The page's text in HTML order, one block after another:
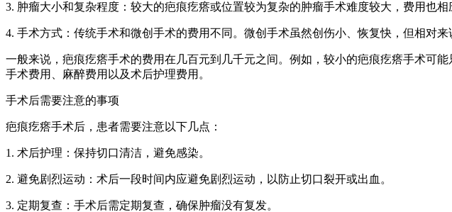
3. 肿瘤大小和复杂程度：较大的疤痕疙瘩或位置较为复杂的肿瘤手术难度较大，费用也相
4. 手术方式：传统手术和微创手术的费用不同。微创手术虽然创伤小、恢复快，但相对来
一般来说，疤痕疙瘩手术的费用在几百元到几千元之间。例如，较小的疤痕疙瘩手术可
手术费用、麻醉费用以及术后护理费用。
手术后需要注意的事项
疤痕疙瘩手术后，患者需要注意以下几点：
1. 术后护理：保持切口清洁，避免感染。
2. 避免剧烈运动：术后一段时间内应避免剧烈运动，以防止切口裂开或出血。
3. 定期复查：手术后需定期复查，确保肿瘤没有复发。